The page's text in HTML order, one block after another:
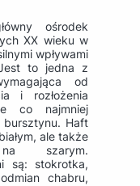
ośrodek
XX wieku w
wpływami
to jedna z
od
i rozłożenia
co najmniej
bursztynu. Haft
ale także
szarym.
są: stokrotka,
chabru,